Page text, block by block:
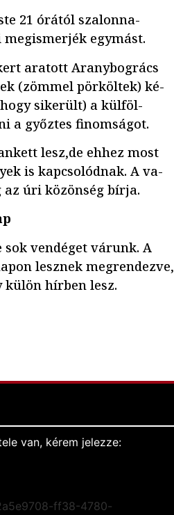
21 órától szalonna-
egymást.
aratott Aranybogrács
(zömmel pörköltek) ké-
sikerült) a külföl-
a győztes finomságot.
lesz,de ehhez most
is kapcsolódnak. A va-
úri közönség bírja.
vendéget várunk. A
lesznek megrendezve,
külön hírben lesz.
van, kérem jelezze: